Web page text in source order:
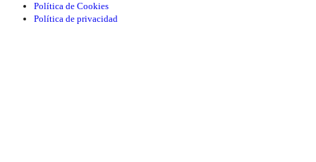
Política de Cookies
Política de privacidad